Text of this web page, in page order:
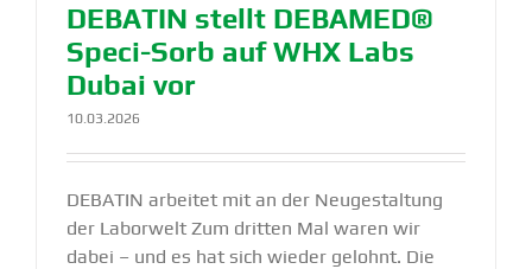
DEBATIN stellt DEBAMED®
Speci-Sorb auf WHX Labs
Dubai vor
10.03.2026
DEBATIN arbeitet mit an der Neugestaltung
der Laborwelt Zum dritten Mal waren wir
dabei – und es hat sich wieder gelohnt. Die